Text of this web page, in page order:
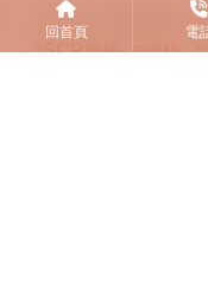
#水電
#SCP地板 #地板 #
回首頁 電